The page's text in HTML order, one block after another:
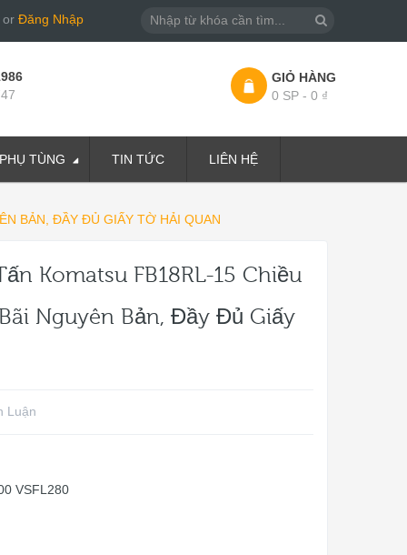
Đăng Nhập
GIỎ HÀNG
0 SP - 0 ₫
PHỤ TÙNG TIN TỨC LIÊN HỆ
BẢN, ĐẦY ĐỦ GIẤY TỜ HẢI QUAN
Komatsu FB18RL-15 Chiều
Nguyên Bản, Đầy Đủ Giấy
Luận
VSFL280